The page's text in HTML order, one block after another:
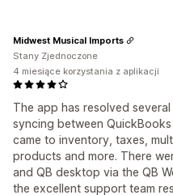
The app has resolved
syncing between
came to inventory, taxes,
products and more. There
and QB desktop via the QB
the excellent support team
Midwest Musical Imports
Stany Zjednoczone
4 miesiące korzystania z aplikacji